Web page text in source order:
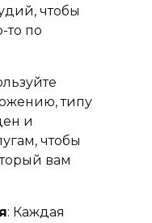
чтобы
то по
типу
и
чтобы
вам
: Каждая